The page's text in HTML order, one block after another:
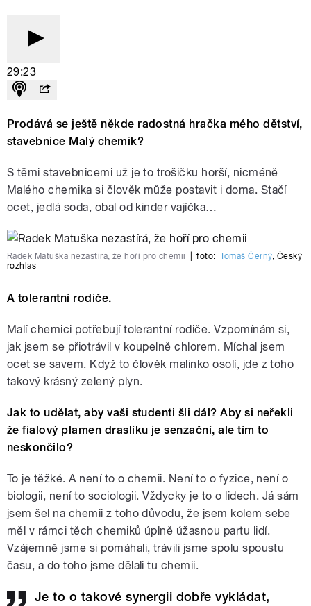
29:23
Prodává se ještě někde radostná hračka mého dětství,
stavebnice Malý chemik?
S těmi stavebnicemi už je to trošičku horší, nicméně
Malého chemika si člověk může postavit i doma. Stačí
ocet, jedlá soda, obal od kinder vajíčka…
Radek Matuška nezastírá, že hoří pro chemii foto: Tomáš Černý, Český
rozhlas
A tolerantní rodiče.
Malí chemici potřebují tolerantní rodiče. Vzpomínám si,
jak jsem se přiotrávil v koupelně chlorem. Míchal jsem
ocet se savem. Když to člověk malinko osolí, jde z toho
takový krásný zelený plyn.
Jak to udělat, aby vaši studenti šli dál? Aby si neřekli
že fialový plamen draslíku je senzační, ale tím to
neskončilo?
To je těžké. A není to o chemii. Není to o fyzice, není o
biologii, není to sociologii. Vždycky je to o lidech. Já sám
jsem šel na chemii z toho důvodu, že jsem kolem sebe
měl v rámci těch chemiků úplně úžasnou partu lidí.
Vzájemně jsme si pomáhali, trávili jsme spolu spoustu
času, a do toho jsme dělali tu chemii.
Je to o takové synergii dobře vykládat,